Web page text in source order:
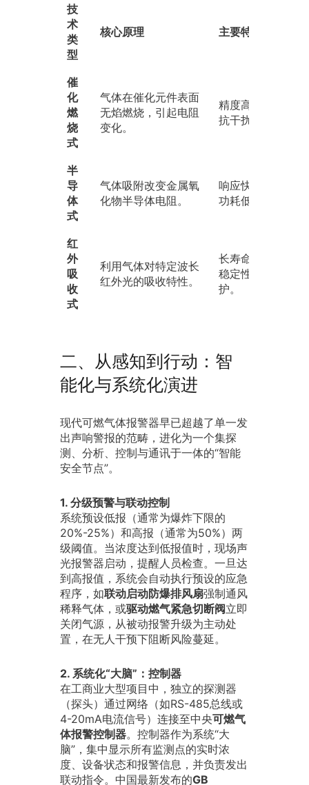
技
术
类
型
核心原理 主要特点
催
化
燃
烧
式
气体在催化元件表面
无焰燃烧，引起电阻
变化。
精度高，线性度
抗干扰强。
半
导
体
式
气体吸附改变金属氧
化物半导体电阻。
响应快（≤15秒）
功耗低，成本低。
红
外
吸
收
式
利用气体对特定波长
红外光的吸收特性。
长寿命（约10年
稳定性高，几乎
护。
二、从感知到行动：智
能化与系统化演进
现代可燃气体报警器早已超越了单一发
出声响警报的范畴，进化为一个集探
测、分析、控制与通讯于一体的“智能
安全节点”。
1. 分级预警与联动控制
系统预设低报（通常为爆炸下限的
20%-25%）和高报（通常为50%）两
级阈值。当浓度达到低报值时，现场声
光报警器启动，提醒人员检查。一旦达
到高报值，系统会自动执行预设的应急
程序，如联动启动防爆排风扇强制通风
稀释气体，或驱动燃气紧急切断阀立即
关闭气源，从被动报警升级为主动处
置，在无人干预下阻断风险蔓延。
2. 系统化“大脑”：控制器
在工商业大型项目中，独立的探测器
（探头）通过网络（如RS-485总线或
4-20mA电流信号）连接至中央可燃气
体报警控制器。控制器作为系统“大
脑”，集中显示所有监测点的实时浓
度、设备状态和报警信息，并负责发出
联动指令。中国最新发布的GB